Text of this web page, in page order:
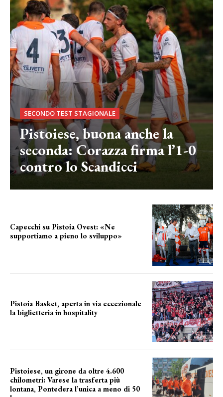
SECONDO TEST STAGIONALE
Pistoiese, buona anche la
seconda: Corazza firma l’1-0
contro lo Scandicci
Capecchi su Pistoia Ovest: «Ne
supportiamo a pieno lo sviluppo»
Pistoia Basket, aperta in via eccezionale
la biglietteria in hospitality
Pistoiese, un girone da oltre 4.600
chilometri: Varese la trasferta più
lontana, Pontedera l’unica a meno di 50